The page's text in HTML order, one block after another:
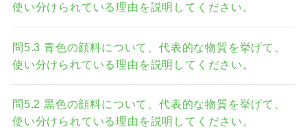
使い分けられている理由を説明してください。
問5.3 青色の顔料について、代表的な物質を挙げて、
使い分けられている理由を説明してください。
問5.2 黒色の顔料について、代表的な物質を挙げて、
使い分けられている理由を説明してください。